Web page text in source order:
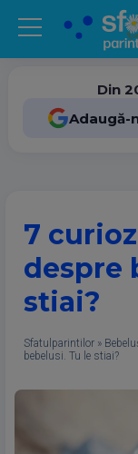
Din
Adaugă-
7
despre
stiai?
Sfatulparintilor »
bebelusi. Tu le stiai?